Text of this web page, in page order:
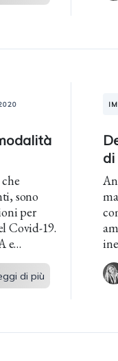
sono
per
Covid-19.
e
di più
di